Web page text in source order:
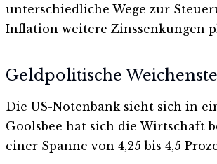
unterschiedliche Wege zur
Inflation weitere Zinssenkungen
Geldpolitische
Die US-Notenbank sieht sich in
Goolsbee hat sich die Wirtschaft
einer Spanne von 4,25 bis 4,5